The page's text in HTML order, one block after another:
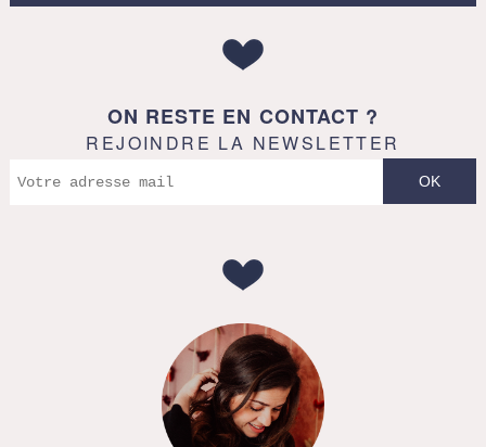
ON RESTE EN CONTACT ?
REJOINDRE LA NEWSLETTER